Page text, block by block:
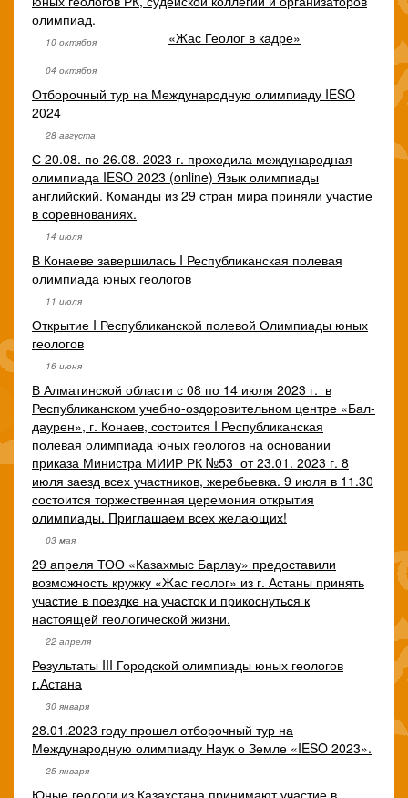
олимпиад.
10 октября «Жас Геолог в кадре»
04 октября
Отборочный тур на Международную олимпиаду IESO
2024
28 августа
С 20.08. по 26.08. 2023 г. проходила международная
олимпиада IESO 2023 (online) Язык олимпиады
английский. Команды из 29 стран мира приняли участие
в соревнованиях.
14 июля
В Конаеве завершилась I Республиканская полевая
олимпиада юных геологов
11 июля
Открытие I Республиканской полевой Олимпиады юных
геологов
16 июня
В Алматинской области с 08 по 14 июля 20­23 г. ​ в
Республика­нском учебно-оздоров­ительном центре «Бал­
даурен», г. Конаев, состоится I Республи­канская
полевая олим­пиада юных геологов на основании
приказа Министра МИИР РК №53 ​ от 23.01. 2023 г. 8
июля заезд всех участников, жеребьев­ка. 9 июля в 11.30
состоится торжественн­ая церемония открытия
олимпиады. Приглаш­аем всех желающих!
03 мая
29 апреля ТОО «Казахмыс Барлау» предоставили
возможность кружку «Жас геолог» из г. Астаны принять
участие в поездке на участок и прикоснуться к
настоящей геологической жизни.
22 апреля
Результаты III Городской олимпиады юных геологов
г.Астана
30 января
28.01.2023 году прошел отборочный тур на
Международную олимпиаду Наук о Земле «IESO 2023».
25 января
Юные геологи из Казахстана принимают участие в